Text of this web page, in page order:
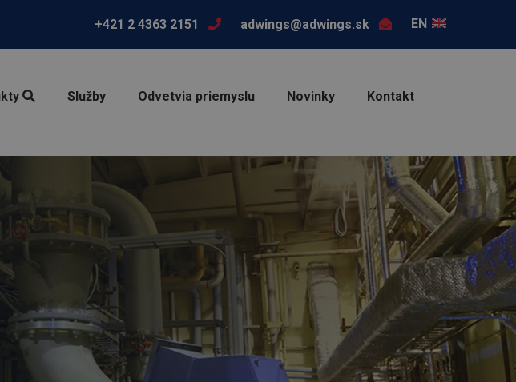
+421 2 4363 2151 adwings@adwings.sk EN
Služby Odvetvia priemyslu Novinky Kontakt